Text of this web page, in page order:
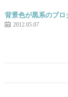
背景色が黒系のブ
2012.05.07